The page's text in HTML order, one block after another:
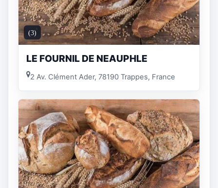
(3)
LE FOURNIL DE NEAUPHLE
2 Av. Clément Ader, 78190 Trappes, France